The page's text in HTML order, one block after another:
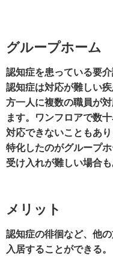
グループホーム
認知症を患っている要
認知症は対応が難しい
方一人に複数の職員が
ます。ワンフロアで数
対応できないこともあ
特化したのがグループ
受け入れが難しい場合も
メリット
認知症の徘徊など、他
入居することができる。